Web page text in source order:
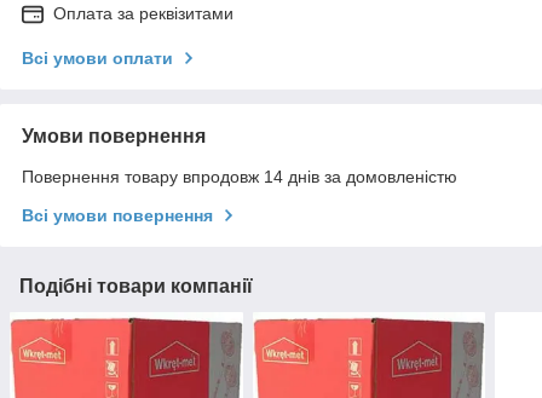
Оплата за реквізитами
Всі умови оплати
Умови повернення
Повернення товару впродовж 14 днів за домовленістю
Всі умови повернення
Подібні товари компанії